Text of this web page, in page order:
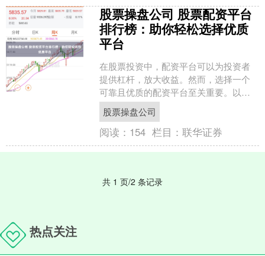
股票操盘公司 股票配资平台
排行榜：助你轻松选择优质
平台
在股票投资中，配资平台可以为投资者
提供杠杆，放大收益。然而，选择一个
可靠且优质的配资平台至关重要。以下
是一份股票配资平台排行榜，旨在帮助
投资者轻松选择： 2. ....
股票操盘公司
阅读： 154 栏目：联华证券
共 1 页/2 条记录
热点关注